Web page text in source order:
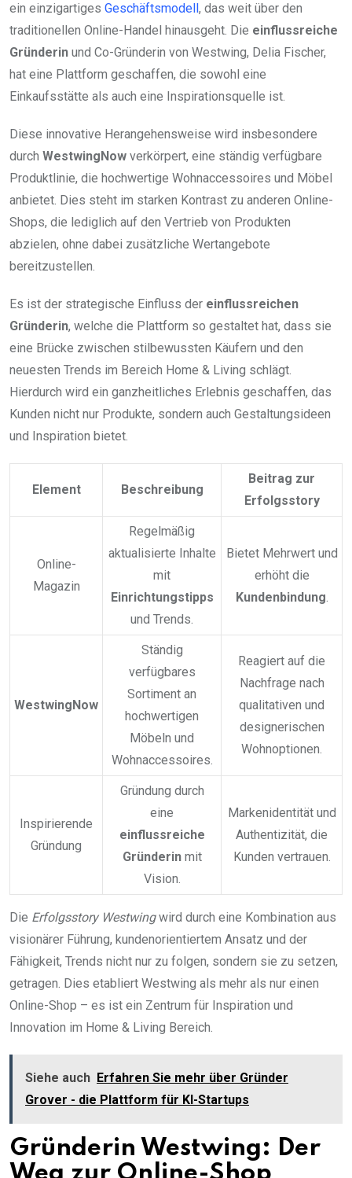
ein einzigartiges Geschäftsmodell , das weit über den
traditionellen Online-Handel hinausgeht. Die einflussreiche
Gründerin und Co-Gründerin von Westwing, Delia Fischer,
hat eine Plattform geschaffen, die sowohl eine
Einkaufsstätte als auch eine Inspirationsquelle ist.
Diese innovative Herangehensweise wird insbesondere
durch WestwingNow verkörpert, eine ständig verfügbare
Produktlinie, die hochwertige Wohnaccessoires und Möbel
anbietet. Dies steht im starken Kontrast zu anderen Online-
Shops, die lediglich auf den Vertrieb von Produkten
abzielen, ohne dabei zusätzliche Wertangebote
bereitzustellen.
Es ist der strategische Einfluss der einflussreichen
Gründerin, welche die Plattform so gestaltet hat, dass sie
eine Brücke zwischen stilbewussten Käufern und den
neuesten Trends im Bereich Home & Living schlägt.
Hierdurch wird ein ganzheitliches Erlebnis geschaffen, das
Kunden nicht nur Produkte, sondern auch Gestaltungsideen
und Inspiration bietet.
Element Beschreibung
Beitrag zur
Erfolgsstory
Online-
Magazin
Regelmäßig
aktualisierte Inhalte
mit
Einrichtungstipps
und Trends.
Bietet Mehrwert und
erhöht die
Kundenbindung.
WestwingNow
Ständig
verfügbares
Sortiment an
hochwertigen
Möbeln und
Wohnaccessoires.
Reagiert auf die
Nachfrage nach
qualitativen und
designerischen
Wohnoptionen.
Inspirierende
Gründung
Gründung durch
eine
einflussreiche
Gründerinmit
Vision.
Markenidentität und
Authentizität, die
Kunden vertrauen.
Die Erfolgsstory Westwingwird durch eine Kombination aus
visionärer Führung, kundenorientiertem Ansatz und der
Fähigkeit, Trends nicht nur zu folgen, sondern sie zu setzen,
getragen. Dies etabliert Westwing als mehr als nur einen
Online-Shop – es ist ein Zentrum für Inspiration und
Innovation im Home & Living Bereich.
Siehe auch Erfahren Sie mehr über Gründer
Grover - die Plattform für KI-Startups
Gründerin Westwing: Der